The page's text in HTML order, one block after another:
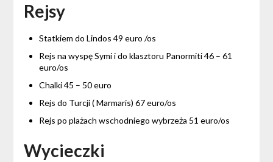
Rejsy
Statkiem do Lindos 49 euro /os
Rejs na wyspę Symi i do klasztoru Panormiti 46 – 61
euro/os
Chalki 45 – 50 euro
Rejs do Turcji ( Marmaris) 67 euro/os
Rejs po plażach wschodniego wybrzeża 51 euro/os
Wycieczki